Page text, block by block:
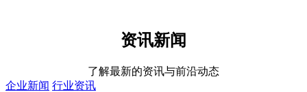
资讯新闻
了解最新的资讯与前沿动态
企业新闻 行业资讯